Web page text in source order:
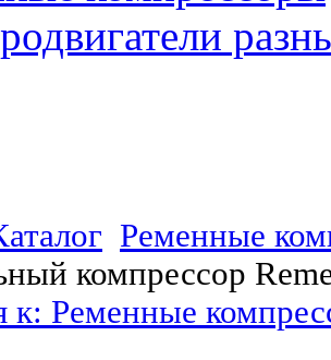
Ременные
компрессор
к: Ременные